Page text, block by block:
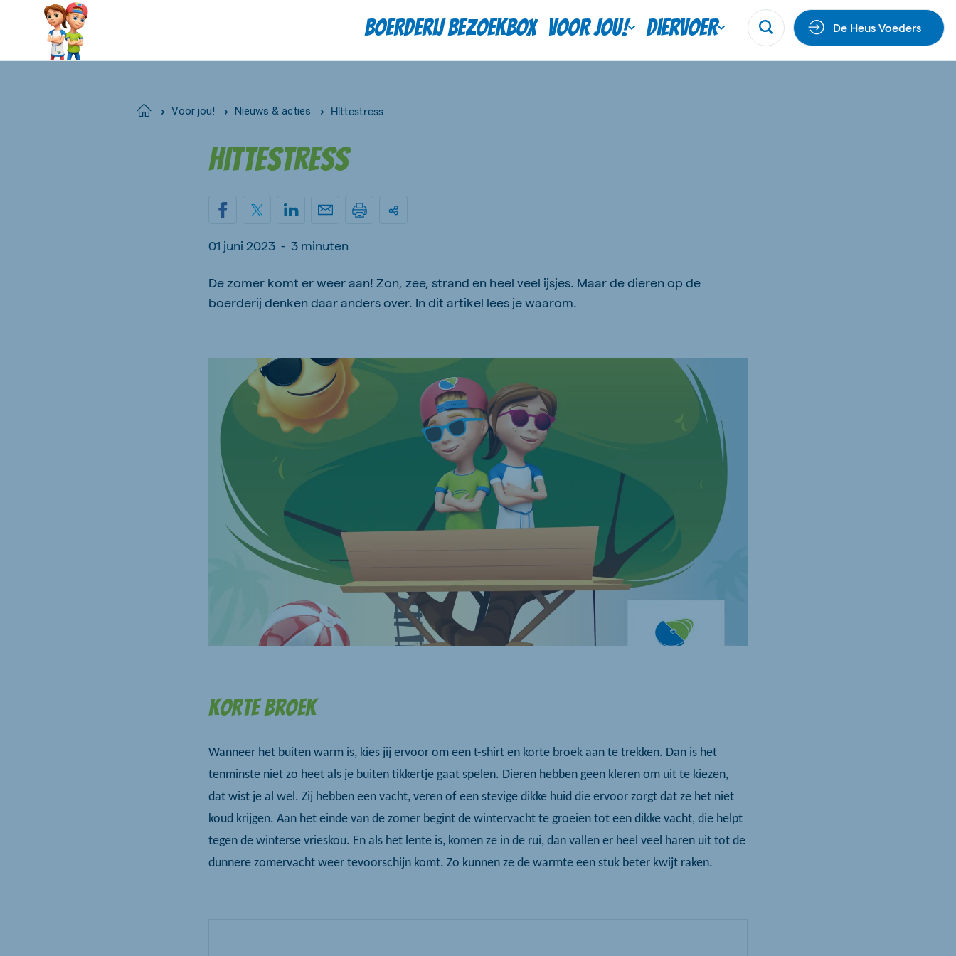
Boerderij bezoekbox Voor jou! Diervoer De Heus Voeders
Home Voor jou! Nieuws & acties Hittestress
Hittestress
01 juni 2023 - 3 minuten
De zomer komt er weer aan! Zon, zee, strand en heel veel ijsjes. Maar de dieren op de
boerderij denken daar anders over. In dit artikel lees je waarom.
Korte broek
Wanneer het buiten warm is, kies jij ervoor om een t-shirt en korte broek aan te trekken. Dan is het
tenminste niet zo heet als je buiten tikkertje gaat spelen. Dieren hebben geen kleren om uit te kiezen,
dat wist je al wel. Zij hebben een vacht, veren of een stevige dikke huid die ervoor zorgt dat ze het niet
koud krijgen. Aan het einde van de zomer begint de wintervacht te groeien tot een dikke vacht, die helpt
tegen de winterse vrieskou. En als het lente is, komen ze in de rui, dan vallen er heel veel haren uit tot de
dunnere zomervacht weer tevoorschijn komt. Zo kunnen ze de warmte een stuk beter kwijt raken.